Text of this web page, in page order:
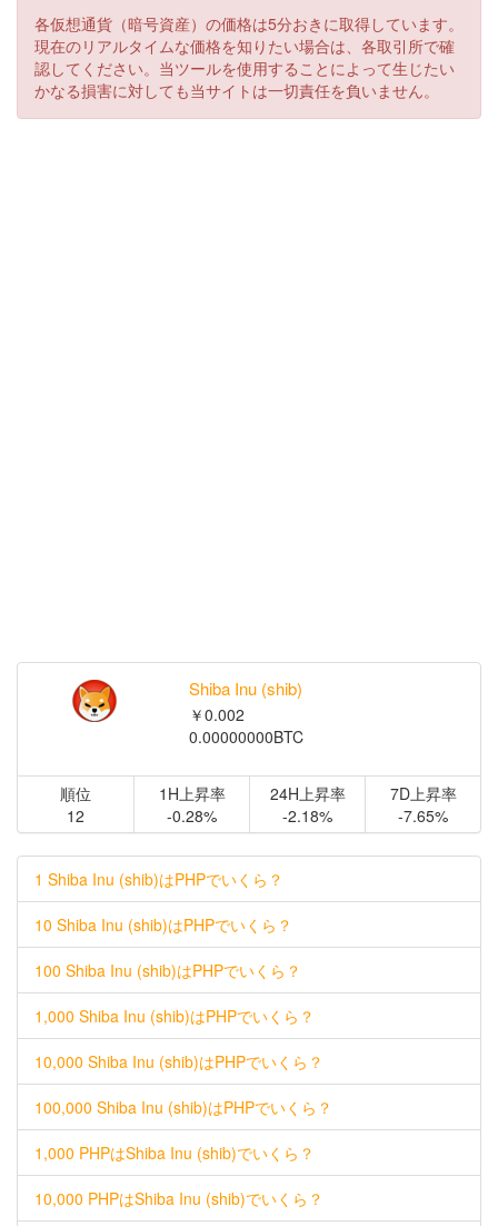
各仮想通貨（暗号資産）の価格は5分おきに取得しています。
現在のリアルタイムな価格を知りたい場合は、各取引所で確
認してください。当ツールを使用することによって生じたい
かなる損害に対しても当サイトは一切責任を負いません。
Shiba Inu (shib)
￥0.002
0.00000000BTC
順位
12
1H上昇率
-0.28%
24H上昇率
-2.18%
7D上昇率
-7.65%
1 Shiba Inu (shib)はPHPでいくら？
10 Shiba Inu (shib)はPHPでいくら？
100 Shiba Inu (shib)はPHPでいくら？
1,000 Shiba Inu (shib)はPHPでいくら？
10,000 Shiba Inu (shib)はPHPでいくら？
100,000 Shiba Inu (shib)はPHPでいくら？
1,000 PHPはShiba Inu (shib)でいくら？
10,000 PHPはShiba Inu (shib)でいくら？